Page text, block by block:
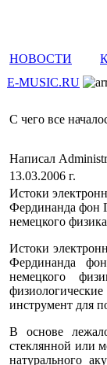
НОВОСТИ
E-MUSIC.RU
C чего все
Написал
13.03.2006 г.
Истоки
Фердинанда фон
немецкого
Истоки
Фердинанда
немецкого
инструмент для
В основе
стеклянной или
натурального